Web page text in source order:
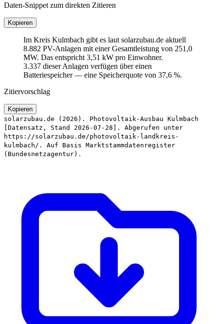
Daten-Snippet zum direkten Zitieren
Kopieren
Im Kreis Kulmbach gibt es laut solarzubau.de aktuell
8.882 PV-Anlagen mit einer Gesamtleistung von 251,0
MW. Das entspricht 3,51 kW pro Einwohner.
3.337 dieser Anlagen verfügen über einen
Batteriespeicher — eine Speicherquote von 37,6 %.
Zitiervorschlag
Kopieren
solarzubau.de (2026). Photovoltaik-Ausbau Kulmbach
[Datensatz, Stand 2026-07-28]. Abgerufen unter
https://solarzubau.de/photovoltaik-landkreis-
kulmbach/. Auf Basis Marktstammdatenregister
(Bundesnetzagentur).